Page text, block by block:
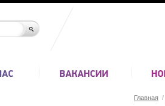
Главная /